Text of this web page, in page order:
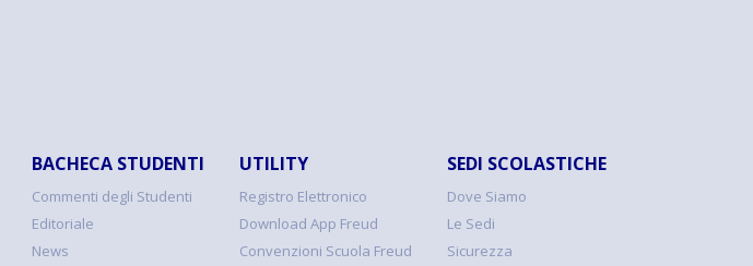
BACHECA STUDENTI
Commenti degli Studenti
Editoriale
News
UTILITY
Registro Elettronico
Download App Freud
Convenzioni Scuola Freud
SEDI SCOLASTICHE
Dove Siamo
Le Sedi
Sicurezza